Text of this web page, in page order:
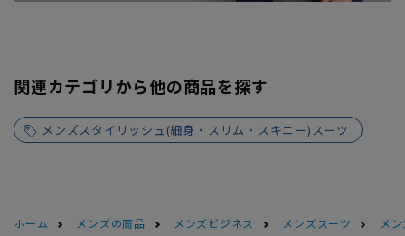
関連カテゴリから他の商品を探す
メンズスタイリッシュ(細身・スリム・スキニー)スーツ
ホーム メンズの商品 メンズビジネス メンズスーツ
メ